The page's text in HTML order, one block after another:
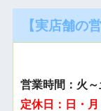
【実店舗の営
営業時間：火
定休日：日・